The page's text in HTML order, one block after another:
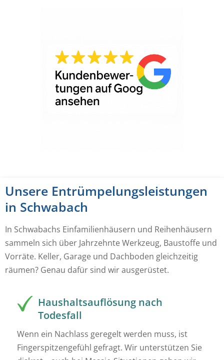
Unsere Entrümpelungsleistungen
in Schwabach
In Schwabachs Einfamilienhäusern und Reihenhäusern
sammeln sich über Jahrzehnte Werkzeug, Baustoffe und
Vorräte. Keller, Garage und Dachboden gleichzeitig
räumen? Genau dafür sind wir ausgerüstet.
Haushaltsauflösung nach
Todesfall
Wenn ein Nachlass geregelt werden muss, ist
Fingerspitzengefühl gefragt. Wir unterstützen Sie